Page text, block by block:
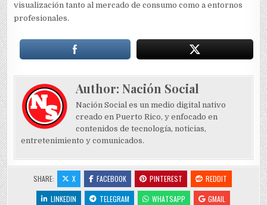
visualización tanto al mercado de consumo como a entornos
profesionales.
Author:Nación Social
Nación Social es un medio digital nativo
creado en Puerto Rico, y enfocado en
contenidos de tecnología, noticias,
entretenimiento y comunicados.
SHARE: X FACEBOOK PINTEREST
REDDIT
LINKEDIN
TELEGRAM WHATSAPP
GMAIL